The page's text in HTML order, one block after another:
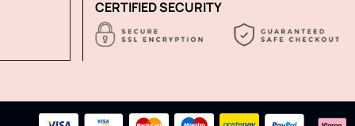
CERTIFIED SECURITY